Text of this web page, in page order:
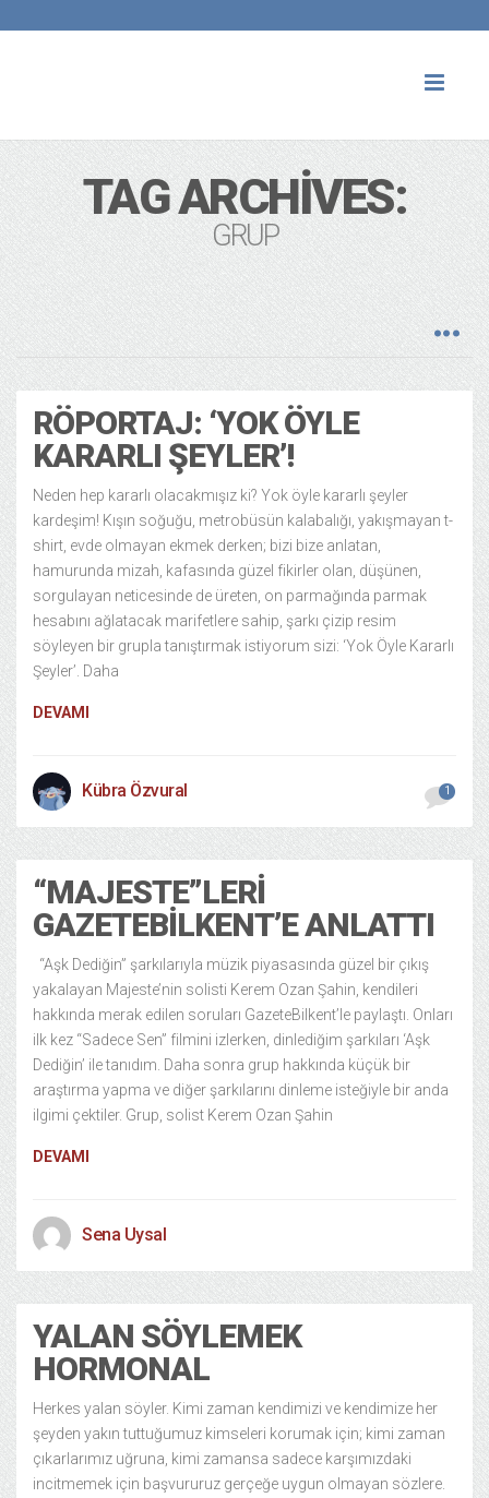
TAG ARCHIVES:
GRUP
RÖPORTAJ: ‘YOK ÖYLE
KARARLI ŞEYLER’!
Neden hep kararlı olacakmışız ki? Yok öyle kararlı şeyler
kardeşim! Kışın soğuğu, metrobüsün kalabalığı, yakışmayan t-
shirt, evde olmayan ekmek derken; bizi bize anlatan,
hamurunda mizah, kafasında güzel fikirler olan, düşünen,
sorgulayan neticesinde de üreten, on parmağında parmak
hesabını ağlatacak marifetlere sahip, şarkı çizip resim
söyleyen bir grupla tanıştırmak istiyorum sizi: ‘Yok Öyle Kararlı
Şeyler’. Daha
DEVAMI
Kübra Özvural 1
“MAJESTE”LERI
GAZETEBILKENT’E ANLATTI
“Aşk Dediğin” şarkılarıyla müzik piyasasında güzel bir çıkış
yakalayan Majeste’nin solisti Kerem Ozan Şahin, kendileri
hakkında merak edilen soruları GazeteBilkent’le paylaştı. Onları
ilk kez “Sadece Sen” filmini izlerken, dinlediğim şarkıları ‘Aşk
Dediğin’ ile tanıdım. Daha sonra grup hakkında küçük bir
araştırma yapma ve diğer şarkılarını dinleme isteğiyle bir anda
ilgimi çektiler. Grup, solist Kerem Ozan Şahin
DEVAMI
Sena Uysal
YALAN SÖYLEMEK
HORMONAL
Herkes yalan söyler. Kimi zaman kendimizi ve kendimize her
şeyden yakın tuttuğumuz kimseleri korumak için; kimi zaman
çıkarlarımız uğruna, kimi zamansa sadece karşımızdaki
incitmemek için başvururuz gerçeğe uygun olmayan sözlere.